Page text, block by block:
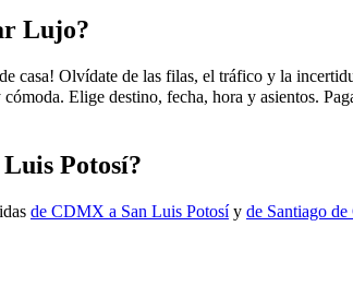
Lujo?
casa! Olvídate de las filas, el tráfico y la
Elige destino, fecha, hora y asientos.
Potosí?
de CDMX a San Luis Potosíy de Santiago